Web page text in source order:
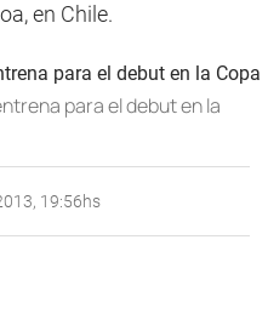
en Chile.
para el debut en la
19:56hs